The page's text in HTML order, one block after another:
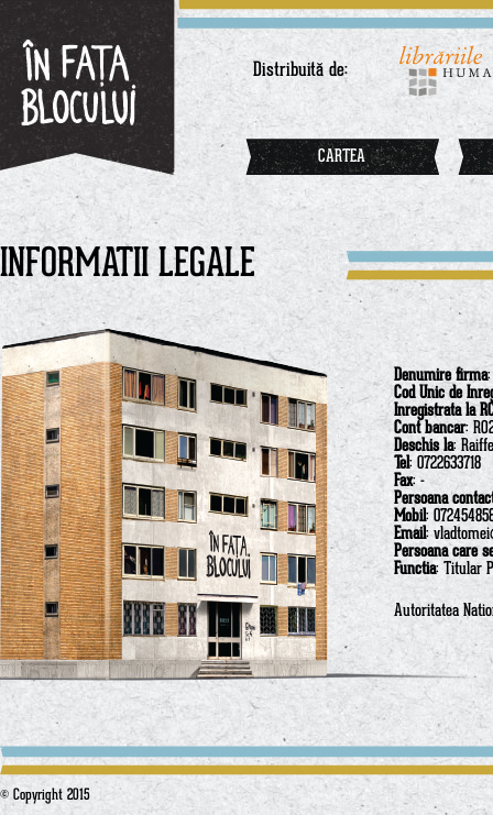
Distribuită de:
CARTEA
INFORMATII LEGALE
Denumire firma
Cod Unic de
Inregistrata la
Cont bancar:
Deschis la:
Tel: 0722633718
Fax: -
Persoana
Mobil:
Email:
Persoana care
Functia: Titular
Autoritatea
© Copyright 2015